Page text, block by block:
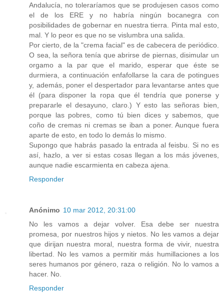
Andalucía, no toleraríamos que se produjesen casos como
el de los ERE y no habría ningún bocanegra con
posibilidades de gobernar en nuestra tierra. Pinta mal esto,
mal. Y lo peor es que no se vislumbra una salida.
Por cierto, de la "crema facial" es de cabecera de periódico.
O sea, la señora tenía que abrirse de piernas, disimular un
orgamo a la par que el marido, esperar que éste se
durmiera, a continuación enfafollarse la cara de potingues
y, además, poner el despertador para levantarse antes que
él (para disponer la ropa que él tendría que ponerse y
prepararle el desayuno, claro.) Y esto las señoras bien,
porque las pobres, como tú bien dices y sabemos, que
coño de cremas ni cremas se iban a poner. Aunque fuera
aparte de esto, en todo lo demás lo mismo.
Supongo que habrás pasado la entrada al feisbu. Si no es
así, hazlo, a ver si estas cosas llegan a los más jóvenes,
aunque nadie escarmienta en cabeza ajena.
Responder
Anónimo 10 mar 2012, 20:31:00
No les vamos a dejar volver. Esa debe ser nuestra
promesa, por nuestros hijos y nietos. No les vamos a dejar
que dirijan nuestra moral, nuestra forma de vivir, nuestra
libertad. No les vamos a permitir más humillaciones a los
seres humanos por género, raza o religión. No lo vamos a
hacer. No.
Responder